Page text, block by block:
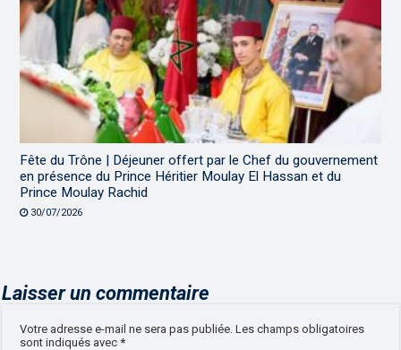
Fête du Trône | Déjeuner offert par le Chef du gouvernement
en présence du Prince Héritier Moulay El Hassan et du
Prince Moulay Rachid
30/07/2026
Laisser un commentaire
Votre adresse e-mail ne sera pas publiée. Les champs obligatoires
sont indiqués avec*